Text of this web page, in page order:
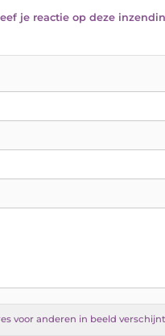
je reactie op deze
voor anderen in beeld verschijnt